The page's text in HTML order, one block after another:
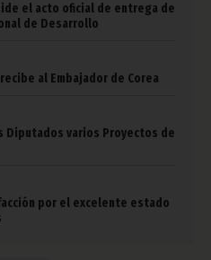
el acto oficial de entrega de
de Desarrollo
al Embajador de Corea
Diputados varios Proyectos de
por el excelente estado